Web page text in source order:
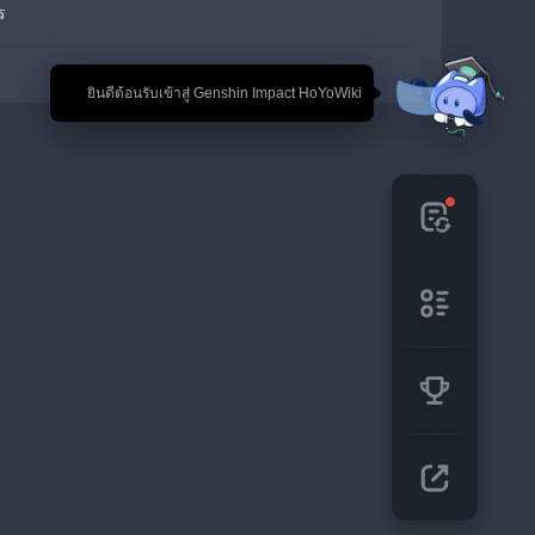
🎉 ยินดีต้อนรับเข้าสู่ Genshin Impact HoYoWiki